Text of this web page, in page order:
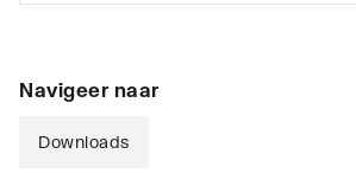
Navigeer naar
Downloads